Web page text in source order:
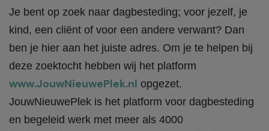
Je bent op zoek naar dagbesteding; voor jezelf, je
kind, een cliënt of voor een andere verwant? Dan
ben je hier aan het juiste adres. Om je te helpen bij
deze zoektocht hebben wij het platform
www.JouwNieuwePlek.nl opgezet.
JouwNieuwePlek is het platform voor dagbesteding
en begeleid werk met meer als 4000